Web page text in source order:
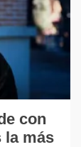
con
la más